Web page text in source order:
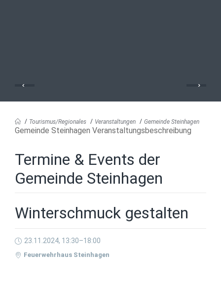
Tourismus/Regionales Veranstaltungen Gemeinde Steinhagen
Gemeinde Steinhagen Veranstaltungsbeschreibung
Termine & Events der
Gemeinde Steinhagen
Winterschmuck gestalten
23.11.2024, 13:30–18:00
Feuerwehrhaus Steinhagen